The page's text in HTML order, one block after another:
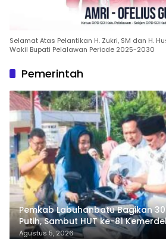
Selamat Atas Pelantikan H. Zukri, SM dan H.
Wakil Bupati Pelalawan Periode 2025-2030
Pemerintah
Pemkab Labuhanbatu Bagikan
Putih, Sambut HUT ke-81
Agustus 5, 2026